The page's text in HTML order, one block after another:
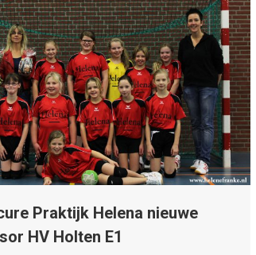
Praktijk Helena nieuwe
HV Holten E1